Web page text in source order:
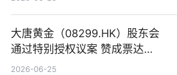
大唐黄金（08299.HK）股东会
通过特别授权议案 赞成票达
100%_新动态
2026-06-25